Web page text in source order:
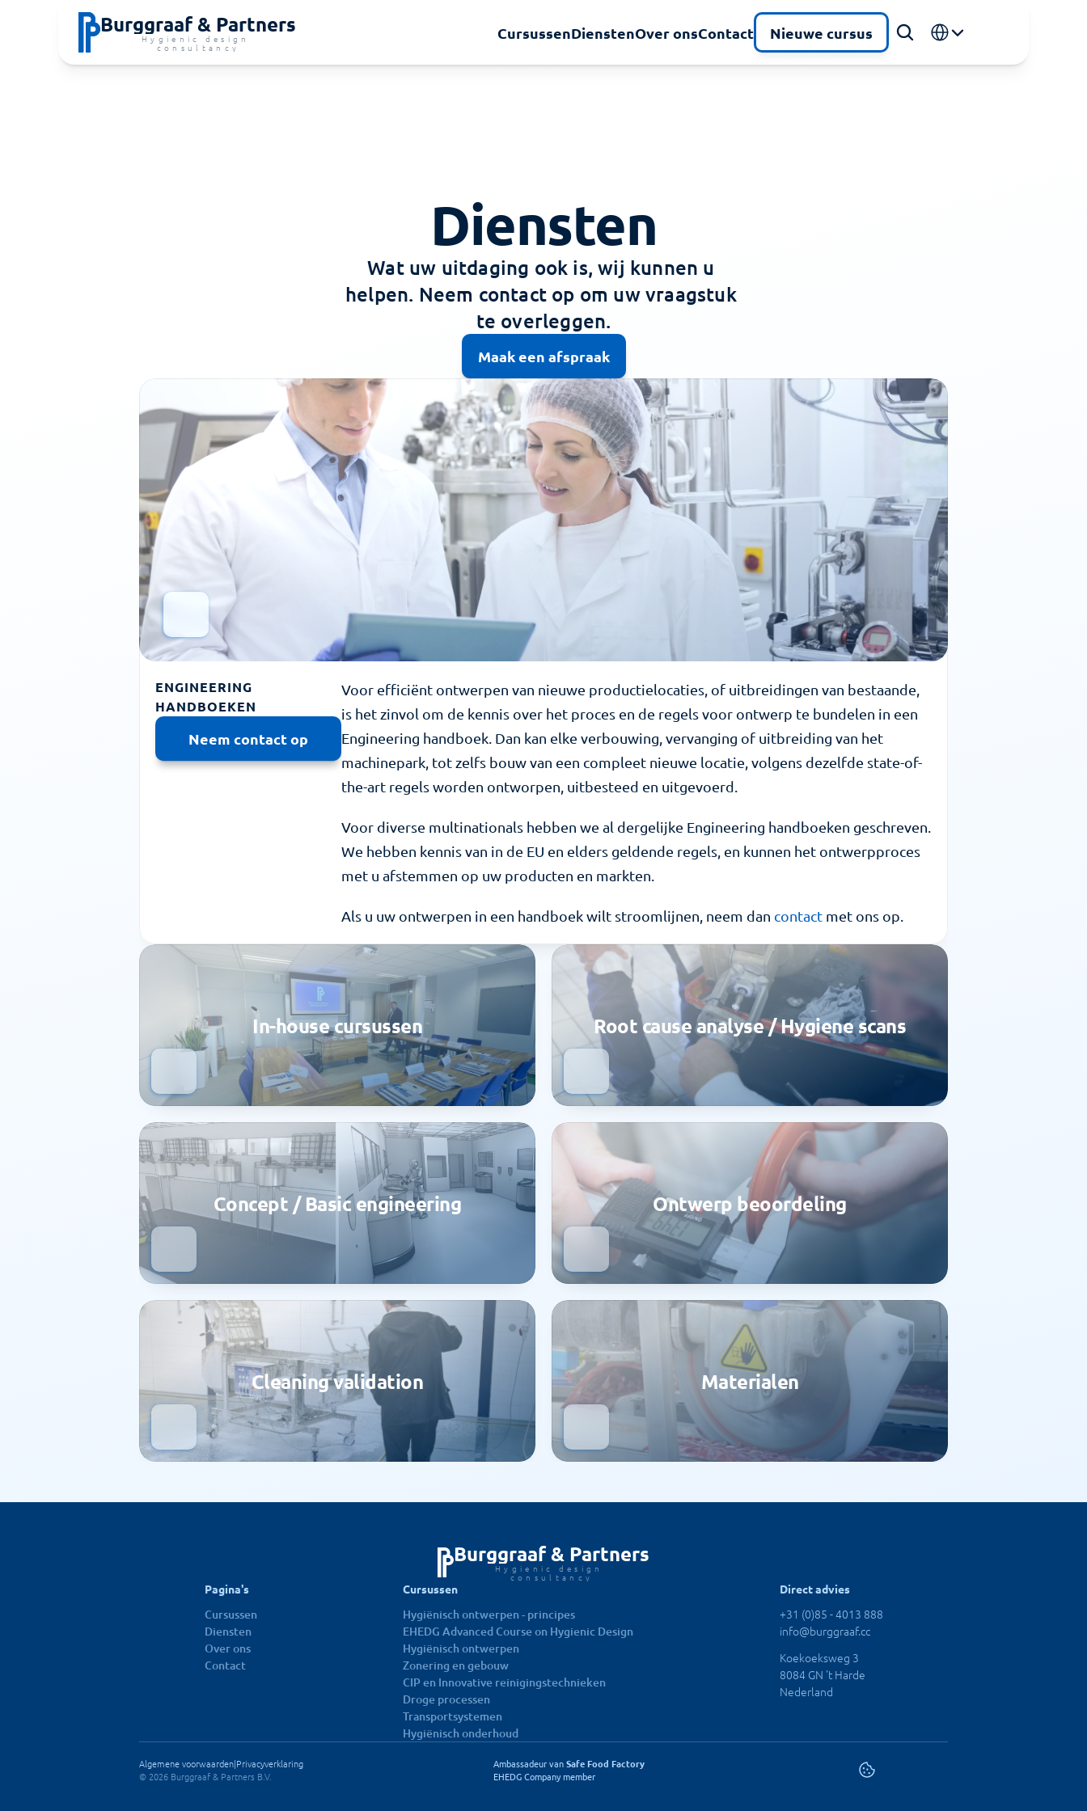
Burggraaf & Partners
Hygienic design
consultancy
CursussenDienstenOver onsContact Nieuwe cursus
Diensten
Wat uw uitdaging ook is, wij kunnen u
helpen. Neem contact op om uw vraagstuk
te overleggen.
Maak een afspraak
ENGINEERING
HANDBOEKEN
Neem contact op
Voor efficiënt ontwerpen van nieuwe productielocaties, of uitbreidingen van bestaande,
is het zinvol om de kennis over het proces en de regels voor ontwerp te bundelen in een
Engineering handboek. Dan kan elke verbouwing, vervanging of uitbreiding van het
machinepark, tot zelfs bouw van een compleet nieuwe locatie, volgens dezelfde state-of-
the-art regels worden ontworpen, uitbesteed en uitgevoerd.
Voor diverse multinationals hebben we al dergelijke Engineering handboeken geschreven.
We hebben kennis van in de EU en elders geldende regels, en kunnen het ontwerpproces
met u afstemmen op uw producten en markten.
Als u uw ontwerpen in een handboek wilt stroomlijnen, neem dan contact met ons op.
In-house cursussen Root cause analyse / Hygiene scans
Concept / Basic engineering Ontwerp beoordeling
Cleaning validation Materialen
Burggraaf & Partners
Hygienic design
consultancy
Pagina's
Cursussen
Diensten
Over ons
Contact
Cursussen
Hygiënisch ontwerpen - principes
EHEDG Advanced Course on Hygienic Design
Hygiënisch ontwerpen
Zonering en gebouw
CIP en Innovative reinigingstechnieken
Droge processen
Transportsystemen
Hygiënisch onderhoud
Direct advies
+31 (0)85 - 4013 888
info@burggraaf.cc
Koekoeksweg 3
8084 GN 't Harde
Nederland
Algemene voorwaarden|Privacyverklaring
© 2026 Burggraaf & Partners B.V.
Ambassadeur van Safe Food Factory
EHEDG Company member